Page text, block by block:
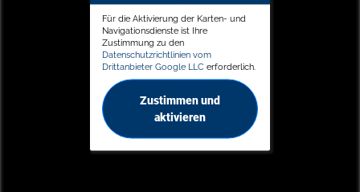
Für die Aktivierung der Karten- und
Navigationsdienste ist Ihre
Zustimmung zu den
Datenschutzrichtlinien vom
Drittanbieter Google LLC erforderlich.
Zustimmen und
aktivieren